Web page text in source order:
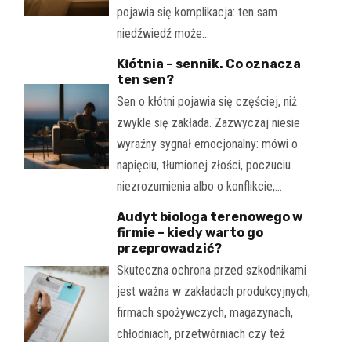
pojawia się komplikacja: ten sam
niedźwiedź może…
Kłótnia – sennik. Co oznacza
ten sen?
Sen o kłótni pojawia się częściej, niż
zwykle się zakłada. Zazwyczaj niesie
wyraźny sygnał emocjonalny: mówi o
napięciu, tłumionej złości, poczuciu
niezrozumienia albo o konflikcie,…
Audyt biologa terenowego w
firmie – kiedy warto go
przeprowadzić?
Skuteczna ochrona przed szkodnikami
jest ważna w zakładach produkcyjnych,
firmach spożywczych, magazynach,
chłodniach, przetwórniach czy też